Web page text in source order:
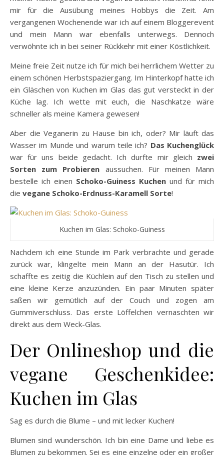
mir für die Ausübung meines Hobbys die Zeit. Am
vergangenen Wochenende war ich auf einem Bloggerevent
und mein Mann war ebenfalls unterwegs. Dennoch
verwöhnte ich in bei seiner Rückkehr mit einer Köstlichkeit.
Meine freie Zeit nutze ich für mich bei herrlichem Wetter zu
einem schönen Herbstspaziergang. Im Hinterkopf hatte ich
ein Gläschen von Kuchen im Glas das gut versteckt in der
Küche lag. Ich wette mit euch, die Naschkatze wäre
schneller als meine Kamera gewesen!
Aber die Veganerin zu Hause bin ich, oder? Mir läuft das
Wasser im Munde und warum teile ich? Das Kuchenglück
war für uns beide gedacht. Ich durfte mir gleich zwei
Sorten zum Probieren aussuchen. Für meinen Mann
bestelle ich einen Schoko-Guiness Kuchen und für mich
die vegane Schoko-Erdnuss-Karamell Sorte!
Kuchen im Glas: Schoko-Guiness
Nachdem ich eine Stunde im Park verbrachte und gerade
zurück war, klingelte mein Mann an der Hasutür. Ich
schaffte es zeitig die Küchlein auf den Tisch zu stellen und
eine kleine Kerze anzuzünden. Ein paar Minuten später
saßen wir gemütlich auf der Couch und zogen am
Gummiverschluss. Das erste Löffelchen vernaschten wir
direkt aus dem Weck-Glas.
Der Onlineshop und die
vegane Geschenkidee:
Kuchen im Glas
Sag es durch die Blume – und mit lecker Kuchen!
Blumen sind wunderschön. Ich bin eine Dame und liebe es
Blumen zu bekommen. Sei es eine einzelne oder ein großer